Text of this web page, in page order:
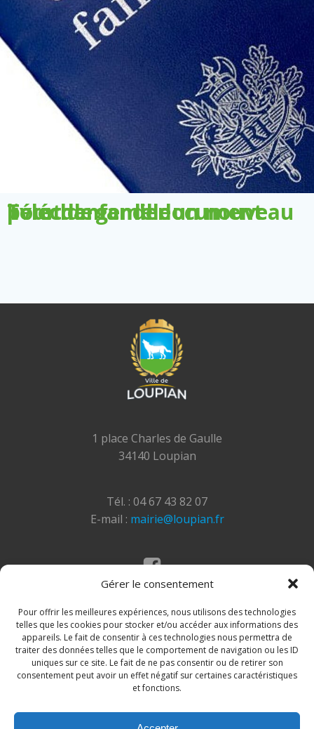
Gérer le consentement
Pour offrir les meilleures expériences, nous utilisons des technologies
telles que les cookies pour stocker et/ou accéder aux informations des
appareils. Le fait de consentir à ces technologies nous permettra de
traiter des données telles que le comportement de navigation ou les ID
uniques sur ce site. Le fait de ne pas consentir ou de retirer son
consentement peut avoir un effet négatif sur certaines caractéristiques
et fonctions.
Télécharger le document pour demander un nouveau livret de famille
1 place Charles de Gaulle
34140 Loupian
Tél. : 04 67 43 82 07
E-mail : mairie@loupian.fr